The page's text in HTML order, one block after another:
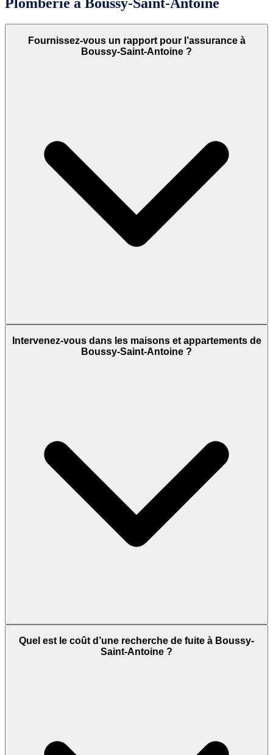
Plomberie à Boussy-Saint-Antoine
Fournissez-vous un rapport pour l’assurance à
Boussy-Saint-Antoine ?
Intervenez-vous dans les maisons et appartements de
Boussy-Saint-Antoine ?
Quel est le coût d’une recherche de fuite à Boussy-
Saint-Antoine ?